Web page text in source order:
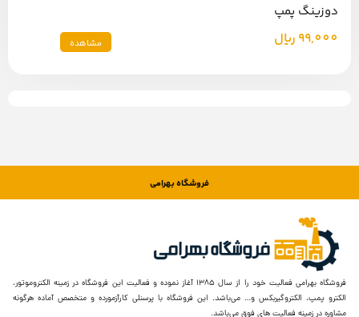
دوزینگ پمپ
99,000 ریال مشاهده
فروشگاه بهرامی
فروشگاه بهرامی فعالیت خود را از سال ۱۳۸۵ آغاز نموده و فعالیت این فروشگاه در زمینه الکتروموتور،
الکترو پمپ، الکتروگیربکس و… می‌باشد. این فروشگاه با پرسنلی کارآزمورده و متخصص آماده هرگونه
مشاوره در زمینه فعالیت های فوق می‌باشد.